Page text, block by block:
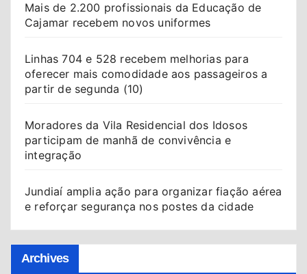
Mais de 2.200 profissionais da Educação de
Cajamar recebem novos uniformes
Linhas 704 e 528 recebem melhorias para
oferecer mais comodidade aos passageiros a
partir de segunda (10)
Moradores da Vila Residencial dos Idosos
participam de manhã de convivência e
integração
Jundiaí amplia ação para organizar fiação aérea
e reforçar segurança nos postes da cidade
Archives